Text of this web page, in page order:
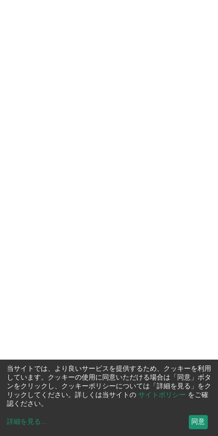
当サイトでは、より良いサービスを提供するため、クッキーを利用
しています。クッキーの使用に同意いただける場合は「同意」ボタ
ンをクリックし、クッキーポリシーについては「詳細を見る」をク
リックしてください。詳しくは当サイトの サイトポリシー をご確
認ください。
詳細を見る ... 同意